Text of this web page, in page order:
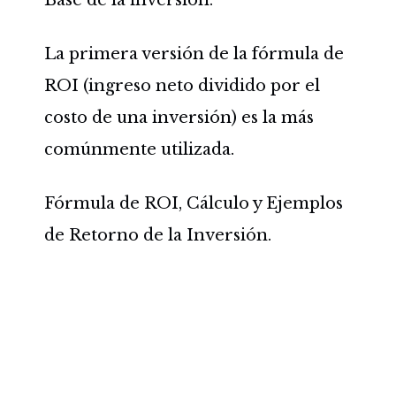
La primera versión de la fórmula de
ROI (ingreso neto dividido por el
costo de una inversión) es la más
comúnmente utilizada.
Fórmula de ROI, Cálculo y Ejemplos
de Retorno de la Inversión.